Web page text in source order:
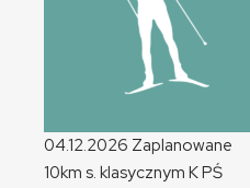
04.12.2026 Zaplanowane
10km s. klasycznym KPŚ